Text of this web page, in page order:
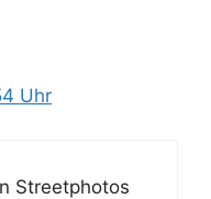
Uhr
Streetphotos